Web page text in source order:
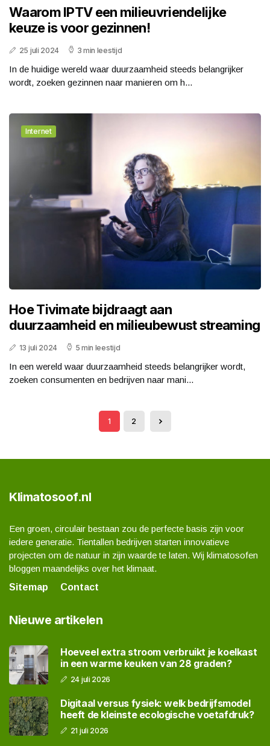
Waarom IPTV een milieuvriendelijke
keuze is voor gezinnen!
25 juli 2024 3 min leestijd
In de huidige wereld waar duurzaamheid steeds belangrijker
wordt, zoeken gezinnen naar manieren om h...
Internet
Hoe Tivimate bijdraagt aan
duurzaamheid en milieubewust streaming
13 juli 2024 5 min leestijd
In een wereld waar duurzaamheid steeds belangrijker wordt,
zoeken consumenten en bedrijven naar mani...
1 2
Klimatosoof.nl
Een groen, circulair bestaan zou de perfecte basis zijn voor
iedere generatie. Tientallen bedrijven starten innovatieve
projecten om de natuur in zijn waarde te laten. Wij klimatosofen
bloggen maandelijks over het klimaat.
Sitemap
Contact
Nieuwe artikelen
Hoeveel extra stroom verbruikt je koelkast
in een warme keuken van 28 graden?
24 juli 2026
Digitaal versus fysiek: welk bedrijfsmodel
heeft de kleinste ecologische voetafdruk?
21 juli 2026